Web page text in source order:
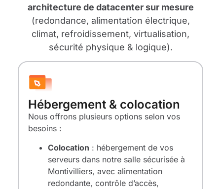
architecture de datacenter sur mesure
(redondance, alimentation électrique,
climat, refroidissement, virtualisation,
sécurité physique & logique).
Hébergement & colocation
Nous offrons plusieurs options selon vos
besoins :
Colocation : hébergement de vos
serveurs dans notre salle sécurisée à
Montivilliers, avec alimentation
redondante, contrôle d’accès,